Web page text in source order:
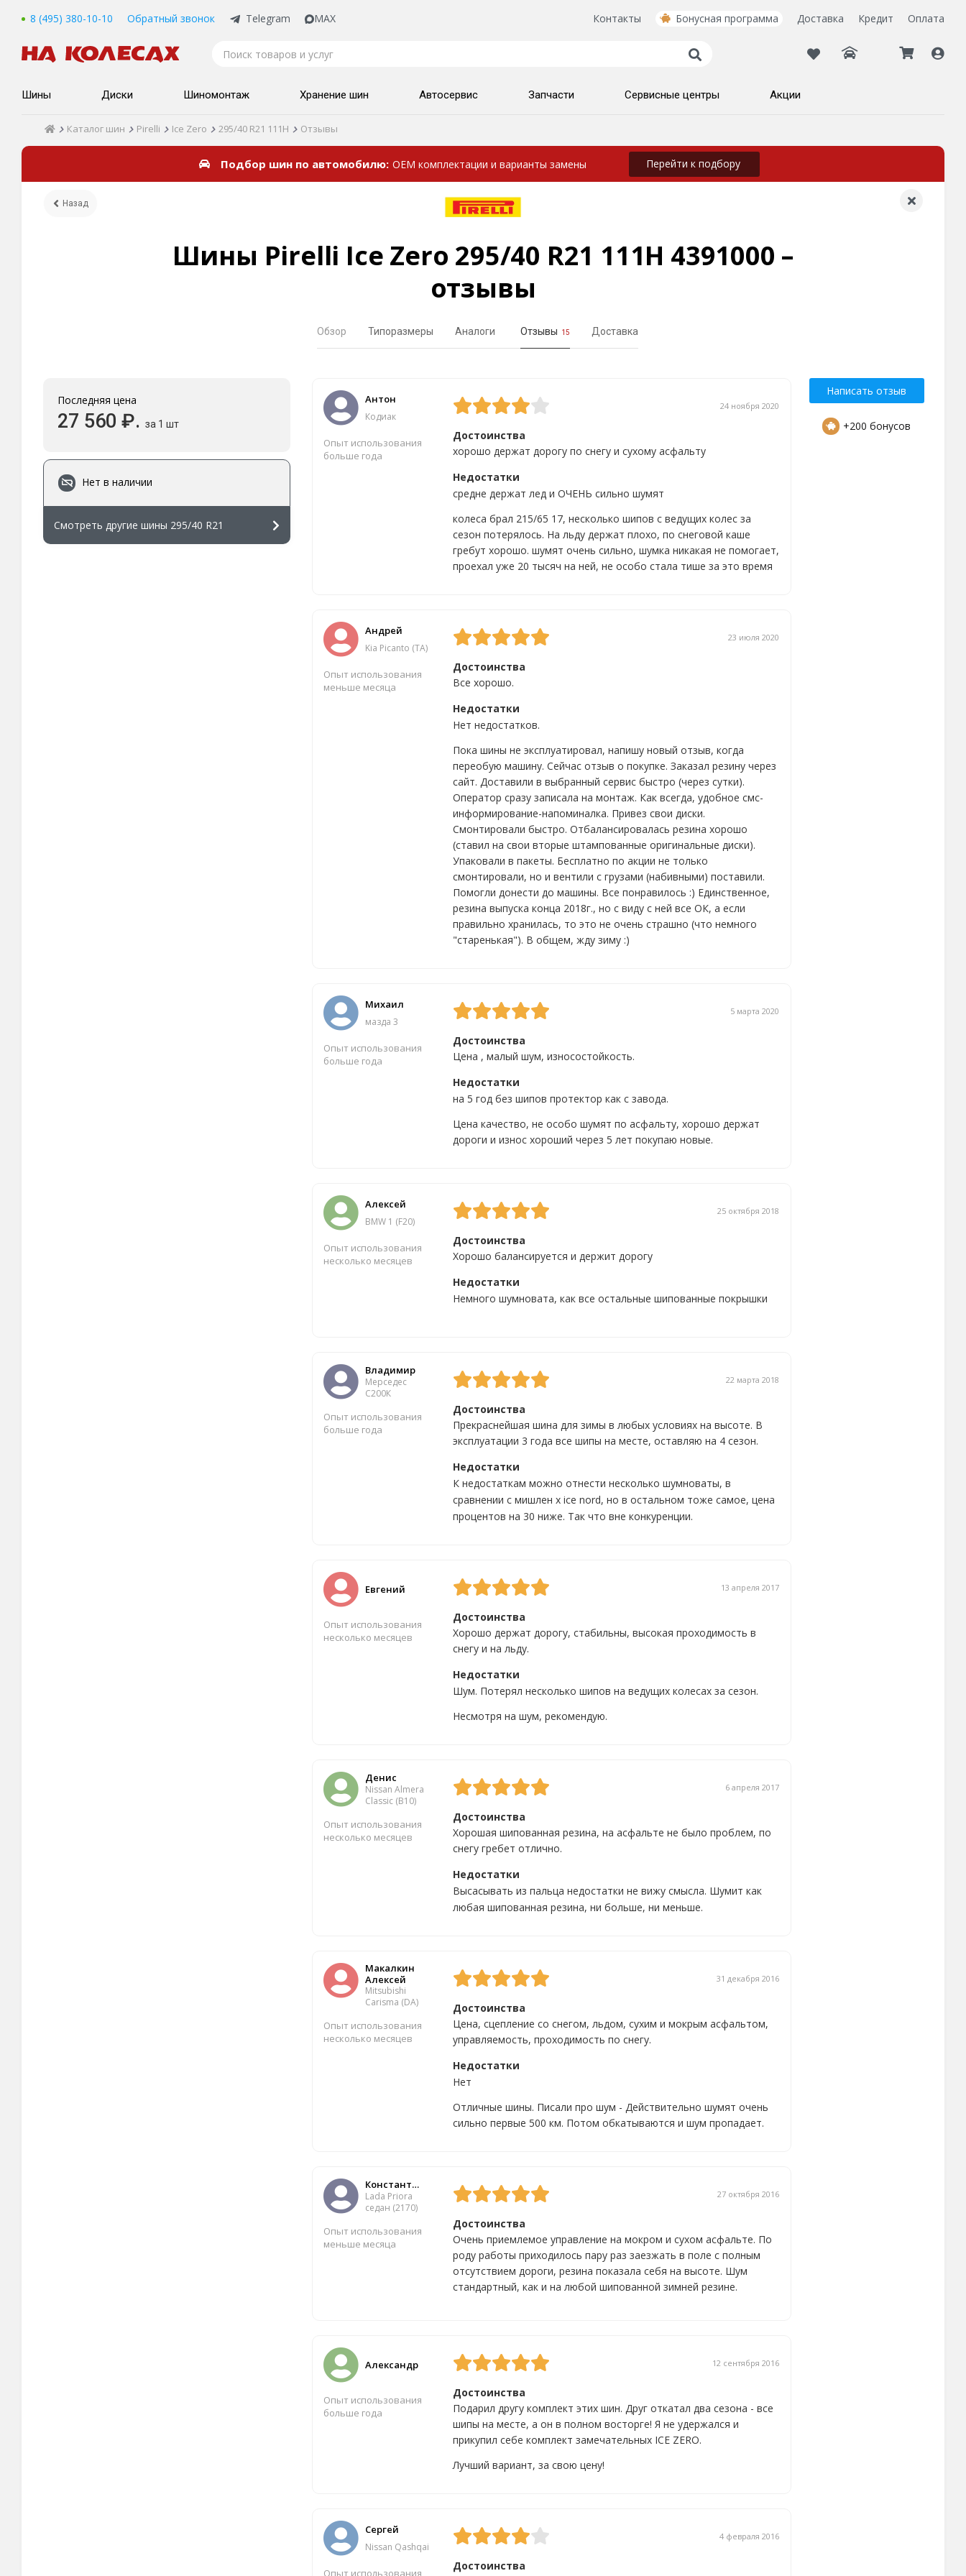
8 (495) 380-10-10 Обратный звонок Telegram MAX Контакты Бонусная программа Доставка Кредит Оплата
Шины Диски Шиномонтаж Хранение шин Автосервис Запчасти Сервисные центры Акции
Каталог шин Pirelli Ice Zero 295/40 R21 111H Отзывы
Подбор шин по автомобилю OEM комплектации и варианты замены Перейти к подбору
Назад
Шины Pirelli Ice Zero 295/40 R21 111H 4391000 –
отзывы
Обзор Типоразмеры Аналоги Отзывы 15 Доставка
Последняя цена
27 560 ₽. за 1 шт
Нет в наличии
Смотреть другие шины 295/40 R21
Антон
Кодиак
Опыт использования
больше года
24 ноября 2020
Достоинства
хорошо держат дорогу по снегу и сухому асфальту
Недостатки
средне держат лед и ОЧЕНЬ сильно шумят
колеса брал 215/65 17, несколько шипов с ведущих колес за
сезон потерялось. На льду держат плохо, по снеговой каше
гребут хорошо. шумят очень сильно, шумка никакая не помогает,
проехал уже 20 тысяч на ней, не особо стала тише за это время
Андрей
Kia Picanto (TA)
Опыт использования
меньше месяца
23 июля 2020
Достоинства
Все хорошо.
Недостатки
Нет недостатков.
Пока шины не эксплуатировал, напишу новый отзыв, когда
переобую машину. Сейчас отзыв о покупке. Заказал резину через
сайт. Доставили в выбранный сервис быстро (через сутки).
Оператор сразу записала на монтаж. Как всегда, удобное смс-
информирование-напоминалка. Привез свои диски.
Смонтировали быстро. Отбалансировалась резина хорошо
(ставил на свои вторые штампованные оригинальные диски).
Упаковали в пакеты. Бесплатно по акции не только
смонтировали, но и вентили с грузами (набивными) поставили.
Помогли донести до машины. Все понравилось :) Единственное,
резина выпуска конца 2018г., но с виду с ней все ОК, а если
правильно хранилась, то это не очень страшно (что немного
"старенькая"). В общем, жду зиму :)
Михаил
мазда 3
Опыт использования
больше года
5 марта 2020
Достоинства
Цена , малый шум, износостойкость.
Недостатки
на 5 год без шипов протектор как с завода.
Цена качество, не особо шумят по асфальту, хорошо держат
дороги и износ хороший через 5 лет покупаю новые.
Алексей
BMW 1 (F20)
Опыт использования
несколько месяцев
25 октября 2018
Достоинства
Хорошо балансируется и держит дорогу
Недостатки
Немного шумновата, как все остальные шипованные покрышки
Владимир
Мерседес
С200К
Опыт использования
больше года
22 марта 2018
Достоинства
Прекраснейшая шина для зимы в любых условиях на высоте. В
эксплуатации 3 года все шипы на месте, оставляю на 4 сезон.
Недостатки
К недостаткам можно отнести несколько шумноваты, в
сравнении с мишлен x ice nord, но в остальном тоже самое, цена
процентов на 30 ниже. Так что вне конкуренции.
Евгений
Опыт использования
несколько месяцев
13 апреля 2017
Достоинства
Хорошо держат дорогу, стабильны, высокая проходимость в
снегу и на льду.
Недостатки
Шум. Потерял несколько шипов на ведущих колесах за сезон.
Несмотря на шум, рекомендую.
Денис
Nissan Almera
Classic (B10)
Опыт использования
несколько месяцев
6 апреля 2017
Достоинства
Хорошая шипованная резина, на асфальте не было проблем, по
снегу гребет отлично.
Недостатки
Высасывать из пальца недостатки не вижу смысла. Шумит как
любая шипованная резина, ни больше, ни меньше.
Макалкин
Алексей
Mitsubishi
Carisma (DA)
Опыт использования
несколько месяцев
31 декабря 2016
Достоинства
Цена, сцепление со снегом, льдом, сухим и мокрым асфальтом,
управляемость, проходимость по снегу.
Недостатки
Нет
Отличные шины. Писали про шум - Действительно шумят очень
сильно первые 500 км. Потом обкатываются и шум пропадает.
Константин
Lada Priora
седан (2170)
Опыт использования
меньше месяца
27 октября 2016
Достоинства
Очень приемлемое управление на мокром и сухом асфальте. По
роду работы приходилось пару раз заезжать в поле с полным
отсутствием дороги, резина показала себя на высоте. Шум
стандартный, как и на любой шипованной зимней резине.
Александр
Опыт использования
больше года
12 сентября 2016
Достоинства
Подарил другу комплект этих шин. Друг откатал два сезона - все
шипы на месте, а он в полном восторге! Я не удержался и
прикупил себе комплект замечательных ICE ZERO.
Лучший вариант, за свою цену!
Сергей
Nissan Qashqai
Опыт использования
4 февраля 2016
Достоинства
Написать отзыв
+200 бонусов